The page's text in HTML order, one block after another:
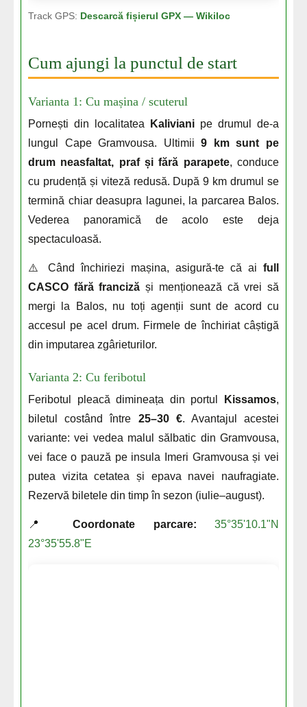
Track GPS: Descarcă fișierul GPX — Wikiloc
Cum ajungi la punctul de start
Varianta 1: Cu mașina / scuterul
Pornești din localitatea Kaliviani pe drumul de-a
lungul Cape Gramvousa. Ultimii9 km sunt pe
drum neasfaltat, praf și fără parapete, conduce
cu prudență și viteză redusă. După 9 km drumul se
termină chiar deasupra lagunei, la parcarea Balos.
Vederea panoramică de acolo este deja
spectaculoasă.
⚠️ Când închiriezi mașina, asigură-te că ai full
CASCO fără franciză și menționează că vrei să
mergi la Balos, nu toți agenții sunt de acord cu
accesul pe acel drum. Firmele de închiriat câștigă
din imputarea zgârieturilor.
Varianta 2: Cu feribotul
Feribotul pleacă dimineața din portul Kissamos,
biletul costând între 25–30 €. Avantajul acestei
variante: vei vedea malul sălbatic din Gramvousa,
vei face o pauză pe insula Imeri Gramvousa și vei
putea vizita cetatea și epava navei naufragiate.
Rezervă biletele din timp în sezon (iulie–august).
📍 Coordonate parcare:
35°35'10.1"N
23°35'55.8"E